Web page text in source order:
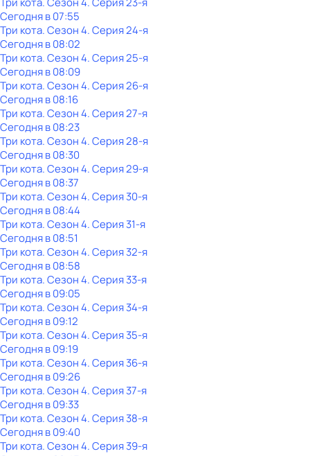
Сегодня в 07:55
Три кота. Сезон 4. Серия 24-я
Сегодня в 08:02
Три кота. Сезон 4. Серия 25-я
Сегодня в 08:09
Три кота. Сезон 4. Серия 26-я
Сегодня в 08:16
Три кота. Сезон 4. Серия 27-я
Сегодня в 08:23
Три кота. Сезон 4. Серия 28-я
Сегодня в 08:30
Три кота. Сезон 4. Серия 29-я
Сегодня в 08:37
Три кота. Сезон 4. Серия 30-я
Сегодня в 08:44
Три кота. Сезон 4. Серия 31-я
Сегодня в 08:51
Три кота. Сезон 4. Серия 32-я
Сегодня в 08:58
Три кота. Сезон 4. Серия 33-я
Сегодня в 09:05
Три кота. Сезон 4. Серия 34-я
Сегодня в 09:12
Три кота. Сезон 4. Серия 35-я
Сегодня в 09:19
Три кота. Сезон 4. Серия 36-я
Сегодня в 09:26
Три кота. Сезон 4. Серия 37-я
Сегодня в 09:33
Три кота. Сезон 4. Серия 38-я
Сегодня в 09:40
Три кота. Сезон 4. Серия 39-я